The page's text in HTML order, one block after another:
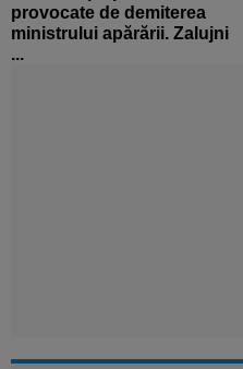
provocate de demiterea
ministrului apărării. Zalujni
...